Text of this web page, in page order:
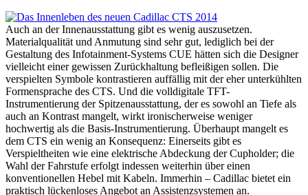
Auch an der Innenausstattung gibt es wenig auszusetzen.
Materialqualität und Anmutung sind sehr gut, lediglich bei der
Gestaltung des Infotainment-Systems CUE hätten sich die Designer
vielleicht einer gewissen Zurückhaltung befleißigen sollen. Die
verspielten Symbole kontrastieren auffällig mit der eher unterkühlten
Formensprache des CTS. Und die volldigitale TFT-
Instrumentierung der Spitzenausstattung, der es sowohl an Tiefe als
auch an Kontrast mangelt, wirkt ironischerweise weniger
hochwertig als die Basis-Instrumentierung. Überhaupt mangelt es
dem CTS ein wenig an Konsequenz: Einerseits gibt es
Verspieltheiten wie eine elektrische Abdeckung der Cupholder; die
Wahl der Fahrstufe erfolgt indessen weiterhin über einen
konventionellen Hebel mit Kabeln. Immerhin – Cadillac bietet ein
praktisch lückenloses Angebot an Assistenzsystemen an.